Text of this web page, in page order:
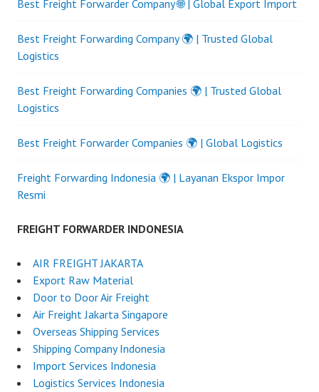
Best Freight Forwarder Company 🌐 | Global Export Import
Best Freight Forwarding Company 🌍 | Trusted Global
Logistics
Best Freight Forwarding Companies 🌍 | Trusted Global
Logistics
Best Freight Forwarder Companies 🌍 | Global Logistics
Freight Forwarding Indonesia 🌍 | Layanan Ekspor Impor
Resmi
FREIGHT FORWARDER INDONESIA
AIR FREIGHT JAKARTA
Export Raw Material
Door to Door Air Freight
Air Freight Jakarta Singapore
Overseas Shipping Services
Shipping Company Indonesia
Import Services Indonesia
Logistics Services Indonesia